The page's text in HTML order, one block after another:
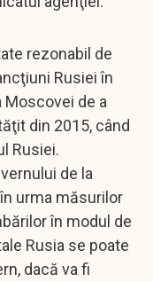
rezonabil de
Rusiei în
Moscovei de a
din 2015, când
Rusiei.
de la
urma măsurilor
în modul de
Rusia se poate
dacă va fi